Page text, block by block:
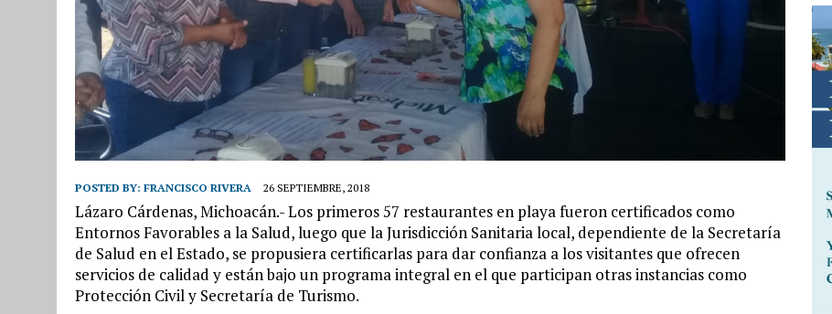
POSTED BY: FRANCISCO RIVERA 26 SEPTIEMBRE, 2018
Lázaro Cárdenas, Michoacán.- Los primeros 57 restaurantes en playa fueron certificados como
Entornos Favorables a la Salud, luego que la Jurisdicción Sanitaria local, dependiente de la Secretaría
de Salud en el Estado, se propusiera certificarlas para dar confianza a los visitantes que ofrecen
servicios de calidad y están bajo un programa integral en el que participan otras instancias como
Protección Civil y Secretaría de Turismo.